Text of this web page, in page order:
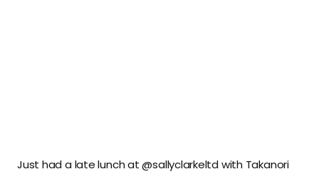
Just had a late lunch at @sallyclarkeltd with Takanori